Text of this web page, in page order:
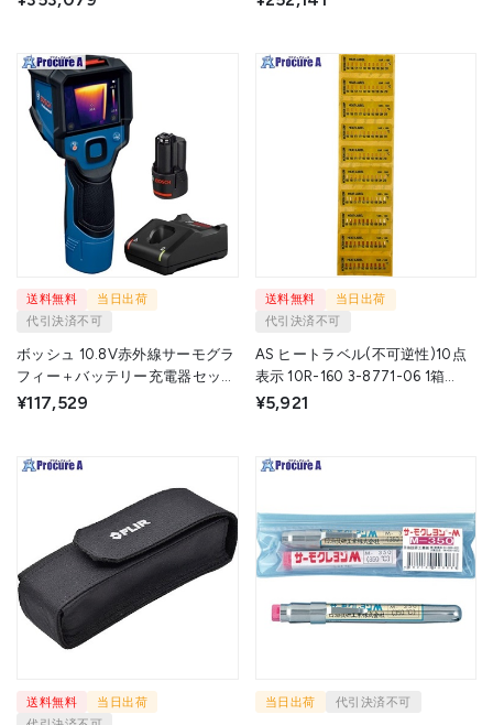
送料無料
当日出荷
代引決済不可
ボッシュ 10.8V赤外線サーモグラ
フィー＋バッテリー充電器セット
GTC450-13SET 1台 ▼724-
¥117,529
送料無料
当日出荷
代引決済不可
AS ヒートラベル(不可逆性)10点
表示 10R-160 3-8771-06 1箱
▼373-5804
¥5,921
送料無料
当日出荷
当日出荷 代引決済不可